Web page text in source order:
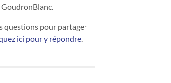
questions pour partager
ici pour y répondre